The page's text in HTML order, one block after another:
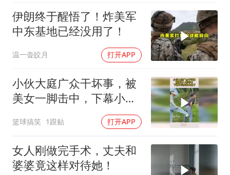
奋力开创中国式现代化建设新局面
伊朗终于醒悟了！炸美军
中东基地已经没用了！
温一壶皎月 打开APP
小伙大庭广众干坏事，被
美女一脚击中，下幕小伙
篮球搞笑 1跟贴 打开APP
女人刚做完手术，丈夫和
婆婆竟这样对待她！